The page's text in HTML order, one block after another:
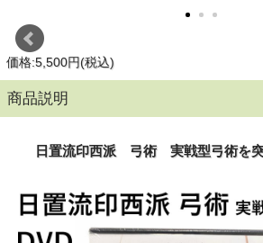
価格:5,500円(税込)
商品説明
日置流印西派 弓術 実戦型弓術を突